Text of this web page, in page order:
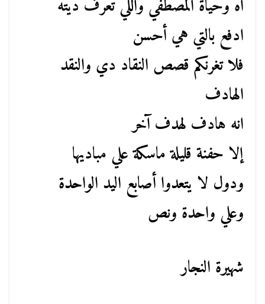
آه وحياة المصطفي واللي تعرف ديته
ادفع بالتي هي أحسن
فلا تغرنكم قصص النقاد دي والنقد
الهادف
انه هادف لهدف آخر
إلا حفنة قليلة ماسكة علي مباديها
ودول لا يتعدوا أصابع اليد الواحدة
وعلي واحدة ونص
شهيرة النجار